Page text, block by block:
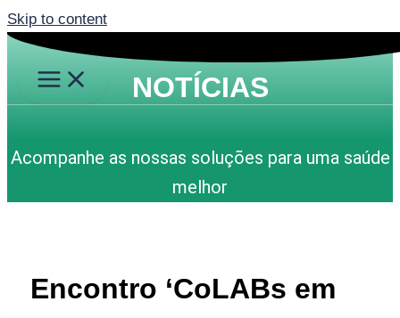
Skip to content
NOTÍCIAS
Acompanhe as nossas soluções para uma saúde
melhor
Encontro ‘CoLABs em